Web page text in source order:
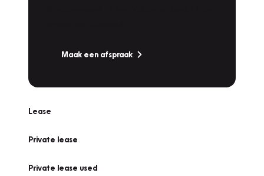
Maak een afspraak
Lease
Private lease
Private lease used